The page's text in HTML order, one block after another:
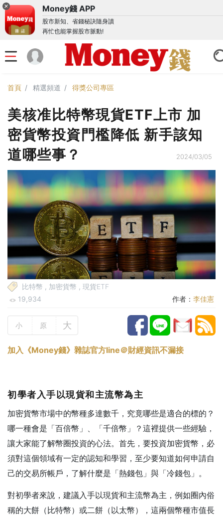
Money錢 APP
股市新知、省錢秘訣隨身讀
再忙也能掌握股市脈動!
首頁 精選頻道 得獎公司專區
美核准比特幣現貨ETF上市 加
密貨幣投資門檻降低 新手該知
道哪些事？
2024/03/05
比特幣 , 加密貨幣 , 現貨ETF
19,934
作者： 李佳憲
小 原 大
加入《Money錢》雜誌官方line＠財經資訊不漏接
初學者入手以現貨和主流幣為主
加密貨幣市場中的幣種多達數千，究竟哪些是適合的標的？
哪一種會是「百倍幣」、「千倍幣」？這裡提供一些經驗，
讓大家能了解幣圈投資的心法。首先，要投資加密貨幣，必
須對這個領域有一定的認知和學習，至少要知道如何申請自
己的交易所帳戶，了解什麼是「熱錢包」與「冷錢包」。
對初學者來說，建議入手以現貨和主流幣為主，例如圈內俗
稱的大餅（比特幣）或二餅（以太幣），這兩個幣種市值長